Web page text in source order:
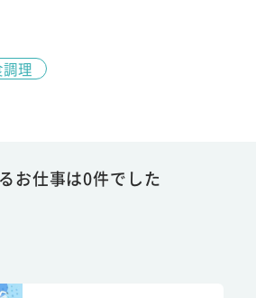
理
お仕事は0件でした